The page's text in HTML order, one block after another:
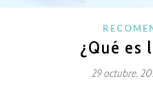
¿Qué es
29 octubre,